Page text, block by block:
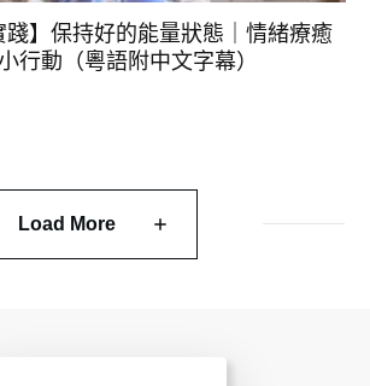
踐】保持好的能量狀態｜情緒療癒
行動（粵語附中文字幕）
Load More